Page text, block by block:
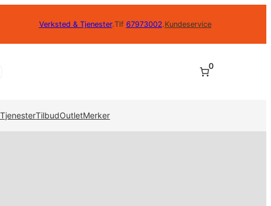
Verksted & Tjenester.Tlf 67973002.Kundeservice
0
TilbudOutletMerker